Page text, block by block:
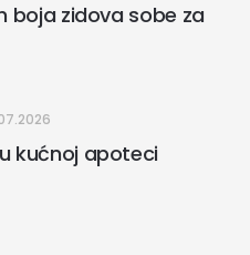
boja zidova sobe za
kućnoj apoteci